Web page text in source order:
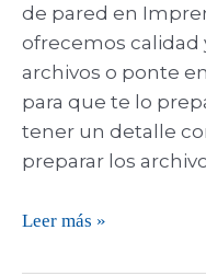
de pared en
ofrecemos calidad
archivos o ponte
para que te lo
tener un detalle
preparar los
Leer más »